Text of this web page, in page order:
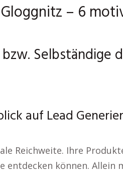
– 6
Selbständige
auf Lead
Reichweite. Ihre
entdecken können. Allein